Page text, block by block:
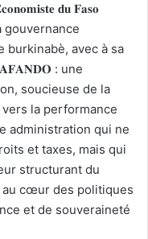
𝐝𝐮 𝐅𝐚𝐬𝐨
gouvernance
burkinabè, avec à sa
𝐊𝐀𝐅𝐀𝐍𝐃𝐎 : une
soucieuse de la
la performance
administration qui ne
et taxes, mais qui
structurant du
cœur des politiques
et de souveraineté